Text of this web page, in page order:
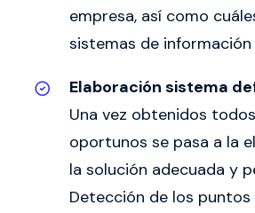
empresa, así como
sistemas de
Elaboración sistema
Una vez obtenidos
oportunos se pasa a la
la solución adecuada y
Detección de los puntos